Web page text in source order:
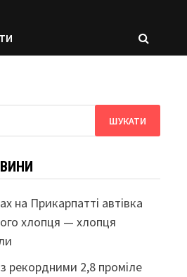
на Прикарпатті автівка
хлопця — хлопця
рекордними 2,8 проміле